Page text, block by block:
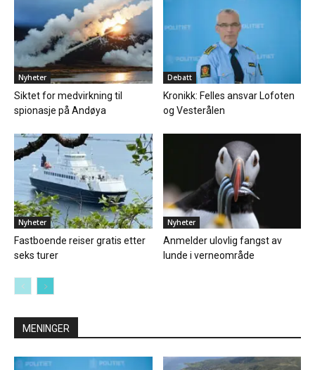
Nyheter
Siktet for medvirkning til
spionasje på Andøya
Debatt
Kronikk: Felles ansvar Lofoten
og Vesterålen
Nyheter
Fastboende reiser gratis etter
seks turer
Nyheter
Anmelder ulovlig fangst av
lunde i verneområde
MENINGER